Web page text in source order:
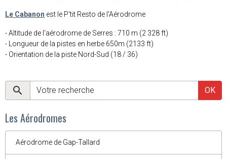
Le Cabanon est le P'tit Resto de l'Aérodrome
- Altitude de l'aérodrome de Serres : 710 m (2 328 ft)
- Longueur de la pistes en herbe 650m (2133 ft)
- Orientation de la piste Nord-Sud (18 / 36)
OK
Les Aérodromes
Aérodrome de Gap-Tallard